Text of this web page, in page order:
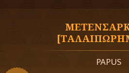
PAPUS